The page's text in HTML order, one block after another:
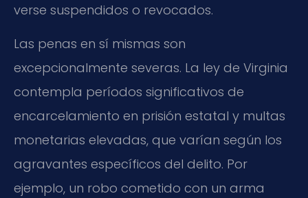
verse suspendidos o revocados.
Las penas en sí mismas son
excepcionalmente severas. La ley de Virginia
contempla períodos significativos de
encarcelamiento en prisión estatal y multas
monetarias elevadas, que varían según los
agravantes específicos del delito. Por
ejemplo, un robo cometido con un arma